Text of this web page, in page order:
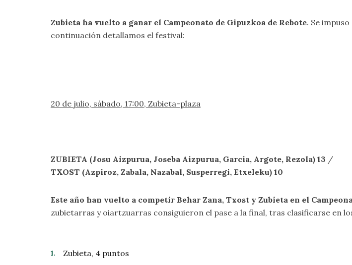
Zubieta ha vuelto a ganar el Campeonato de Gipuzkoa de Rebote. Se
continuación detallamos el festival:
20 de julio, sábado, 17:00, Zubieta-plaza
ZUBIETA (Josu Aizpurua, Joseba Aizpurua, Garcia, Argote, Rezola) 13 /
TXOST (Azpiroz, Zabala, Nazabal, Susperregi, Etxeleku) 10
Este año han vuelto a competir Behar Zana, Txost y Zubieta en el
zubietarras y oiartzuarras consiguieron el pase a la final, tras clasificarse en
Zubieta, 4 puntos